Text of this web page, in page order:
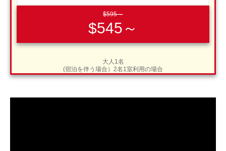
$595～
$545～
大人1名
(宿泊を伴う場合）2名1室利用の場合